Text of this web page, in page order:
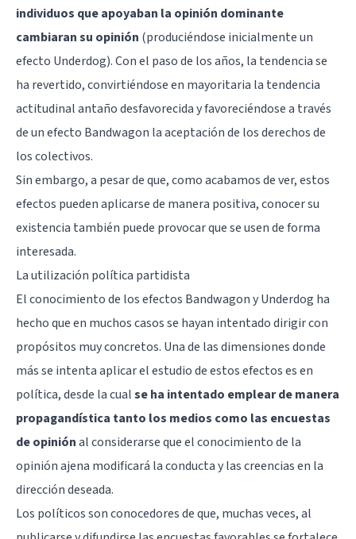
individuos que apoyaban la opinión dominante
cambiaran su opinión (produciéndose inicialmente un
efecto Underdog). Con el paso de los años, la tendencia se
ha revertido, convirtiéndose en mayoritaria la tendencia
actitudinal antaño desfavorecida y favoreciéndose a través
de un efecto Bandwagon la aceptación de los derechos de
los colectivos.
Sin embargo, a pesar de que, como acabamos de ver, estos
efectos pueden aplicarse de manera positiva, conocer su
existencia también puede provocar que se usen de forma
interesada.
La utilización política partidista
El conocimiento de los efectos Bandwagon y Underdog ha
hecho que en muchos casos se hayan intentado dirigir con
propósitos muy concretos. Una de las dimensiones donde
más se intenta aplicar el estudio de estos efectos es en
política, desde la cualse ha intentado emplear de manera
propagandística tanto los medios como las encuestas
de opiniónal considerarse que el conocimiento de la
opinión ajena modificará la conducta y las creencias en la
dirección deseada.
Los políticos son conocedores de que, muchas veces, al